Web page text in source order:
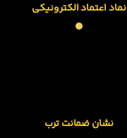
نماد اعتماد الکترونیکی
نشان ضمانت ترب